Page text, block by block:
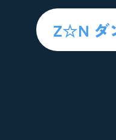
Z☆N ダ